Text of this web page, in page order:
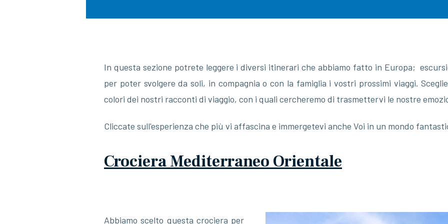
In questa sezione potrete leggere i diversi itinerari che abbiamo fatto in Europa;
per poter svolgere da soli, in compagnia o con la famiglia i vostri prossimi viaggi.
colori dei nostri racconti di viaggio, con i quali cercheremo di trasmettervi le nostre
Cliccate sull'esperienza che più vi affascina e immergetevi anche Voi in un mondo
Crociera Mediterraneo Orientale
Abbiamo scelto questa crociera per